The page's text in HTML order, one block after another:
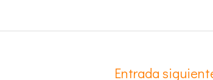
Entrada